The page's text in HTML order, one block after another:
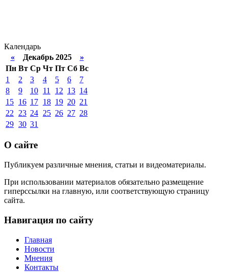
Календарь
«Декабрь 2025 »
Пн Вт Ср Чт Пт Сб Вс
1
2 3 4 5 6
7
8
9 10 11 12 13 14
15 16 17 18 19 20 21
22
23 24 25 26 27 28
29 30 31
О сайте
Публикуем различные мнения, статьи и видеоматериалы.
При использовании материалов обязательно размещение
гиперссылки на главную, или соответствующую страницу
сайта.
Навигация по сайту
Главная
Новости
Мнения
Контакты